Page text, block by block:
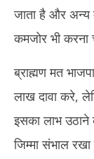
यूपी चुनाव 2022 :
9, 2021
जाता है और
कमजोर भी करना
ब्राह्मण मत
लाख दावा करे,
इसका लाभ
जिम्मा संभाल रखा